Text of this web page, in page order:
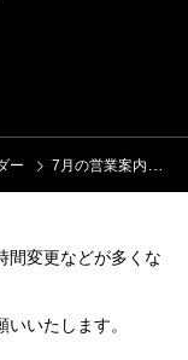
ー 7月の営業案内
間変更などが多くな
いたします。